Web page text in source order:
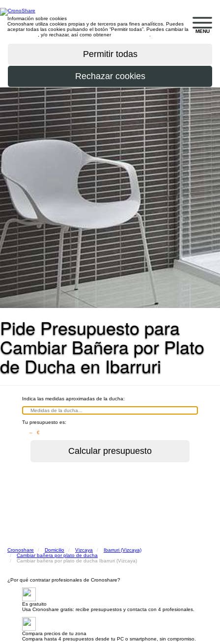
MENU
Información sobre cookies
Cronoshare utiliza cookies propias y de terceros para fines analíticos. Puedes
aceptar todas las cookies pulsando el botón “Permitir todas”. Puedes cambiar la
, y/o rechazar, así como obtener
Pide Presupuesto para
Cambiar Bañera por Plato
de Ducha en Ibarruri
Indica las medidas aproximadas de la ducha:
Tu presupuesto es:
– €
Cronoshare Domicilio Vizcaya
Ibarruri (Vizcaya)
Cambiar bañera por plato de ducha
Cambiar bañera por plato de ducha Ibarruri (Vizcaya)
¿Por qué contratar profesionales de Cronoshare?
Es gratuito
Usa Cronoshare gratis: recibe presupuestos y contacta con 4 profesionales.
Compara precios de tu zona
Compara hasta 4 presupuestos desde tu PC o smartphone, sin compromiso.